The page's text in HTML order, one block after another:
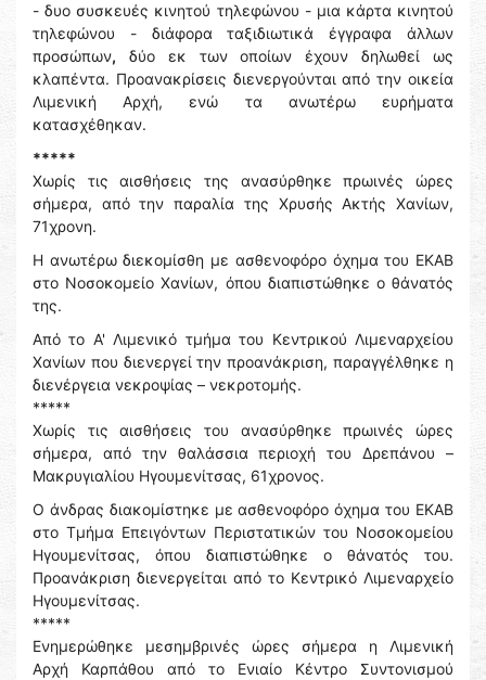
- δυο συσκευές κινητού τηλεφώνου - μια κάρτα κινητού
τηλεφώνου - διάφορα ταξιδιωτικά έγγραφα άλλων
προσώπων, δύο εκ των οποίων έχουν δηλωθεί ως
κλαπέντα. Προανακρίσεις διενεργούνται από την οικεία
Λιμενική Αρχή, ενώ τα ανωτέρω ευρήματα
κατασχέθηκαν.
*****
Χωρίς τις αισθήσεις της ανασύρθηκε πρωινές ώρες
σήμερα, από την παραλία της Χρυσής Ακτής Χανίων,
71χρονη.
Η ανωτέρω διεκομίσθη με ασθενοφόρο όχημα του ΕΚΑΒ
στο Νοσοκομείο Χανίων, όπου διαπιστώθηκε ο θάνατός
της.
Από το Α' Λιμενικό τμήμα του Κεντρικού Λιμεναρχείου
Χανίων που διενεργεί την προανάκριση, παραγγέλθηκε η
διενέργεια νεκροψίας – νεκροτομής.
*****
Χωρίς τις αισθήσεις του ανασύρθηκε πρωινές ώρες
σήμερα, από την θαλάσσια περιοχή του Δρεπάνου –
Μακρυγιαλίου Ηγουμενίτσας, 61χρονος.
Ο άνδρας διακομίστηκε με ασθενοφόρο όχημα του ΕΚΑΒ
στο Τμήμα Επειγόντων Περιστατικών του Νοσοκομείου
Ηγουμενίτσας, όπου διαπιστώθηκε ο θάνατός του.
Προανάκριση διενεργείται από το Κεντρικό Λιμεναρχείο
Ηγουμενίτσας.
*****
Ενημερώθηκε μεσημβρινές ώρες σήμερα η Λιμενική
Αρχή Καρπάθου από το Ενιαίο Κέντρο Συντονισμού